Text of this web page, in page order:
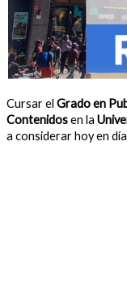
Cursar el Grado en
Contenidosen la
a considerar hoy en